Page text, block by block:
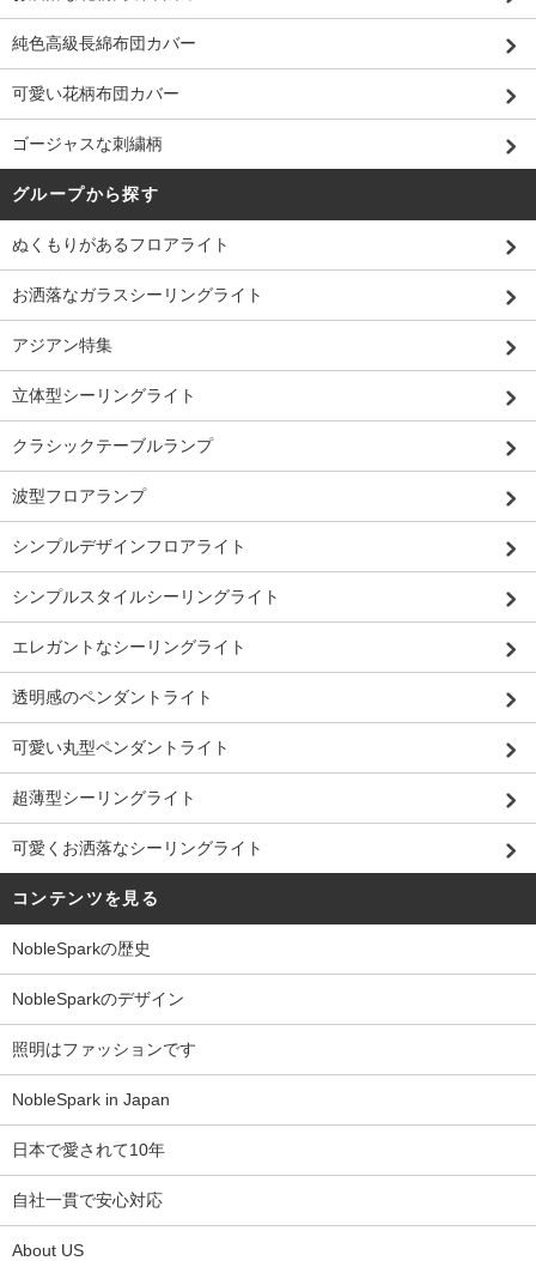
純色高級長綿布団カバー
可愛い花柄布団カバー
ゴージャスな刺繍柄
グループから探す
ぬくもりがあるフロアライト
お洒落なガラスシーリングライト
アジアン特集
立体型シーリングライト
クラシックテーブルランプ
波型フロアランプ
シンプルデザインフロアライト
シンプルスタイルシーリングライト
エレガントなシーリングライト
透明感のペンダントライト
可愛い丸型ペンダントライト
超薄型シーリングライト
可愛くお洒落なシーリングライト
コンテンツを見る
NobleSparkの歴史
NobleSparkのデザイン
照明はファッションです
NobleSpark in Japan
日本で愛されて10年
自社一貫で安心対応
About US